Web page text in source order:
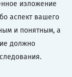
изложение
аспект вашего
и понятным, а
должно